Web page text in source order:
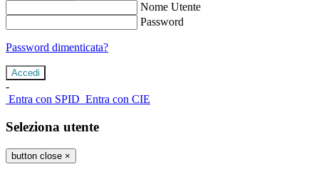
Nome Utente
Password
Password dimenticata?
-
Entra con SPID Entra con CIE
Seleziona utente
button close ×